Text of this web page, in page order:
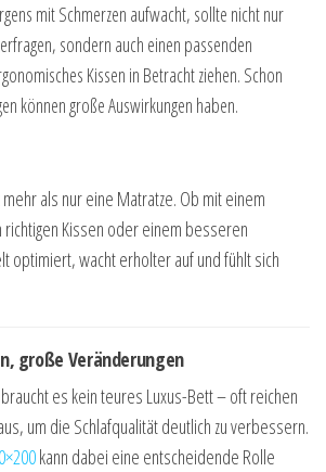
mit Schmerzen aufwacht, sollte nicht nur
sondern auch einen passenden
Kissen in Betracht ziehen. Schon
können große Auswirkungen haben.
als nur eine Matratze. Ob mit einem
Kissen oder einem besseren
optimiert, wacht erholter auf und fühlt sich
große Veränderungen
es kein teures Luxus-Bett – oft reichen
um die Schlafqualität deutlich zu verbessern.
kann dabei eine entscheidende Rolle